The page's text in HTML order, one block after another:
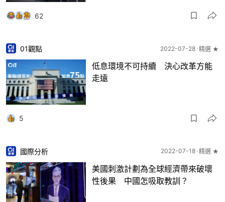
62
01觀點 2022-07-28 精選 ★
低息環境不可持續 決心改革方能
走遠
5
國際分析 2022-07-18 精選 ★
美國刺激計劃為全球經濟帶來破壞
性後果 中國怎吸取教訓？